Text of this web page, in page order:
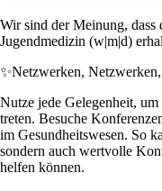
Wir sind der Meinung,
Jugendmedizin (w|m|d)
✨Netzwerken,
Nutze jede Gelegenheit,
treten. Besuche
im Gesundheitswesen. So
sondern auch wertvolle
helfen können.